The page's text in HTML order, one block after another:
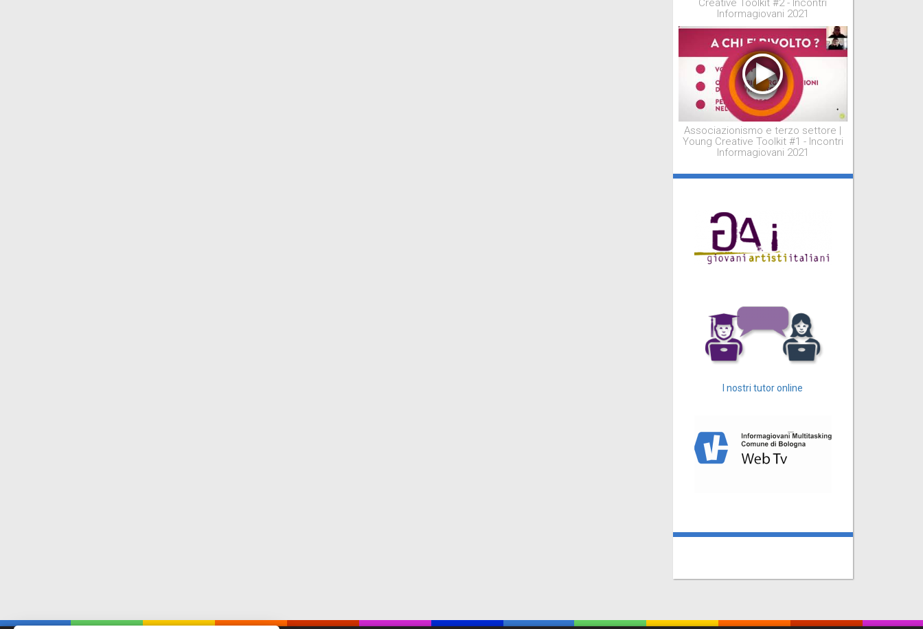
Creative Toolkit #2 - Incontri
Informagiovani 2021
Associazionismo e terzo settore |
Young Creative Toolkit #1 - Incontri
Informagiovani 2021
I nostri tutor online